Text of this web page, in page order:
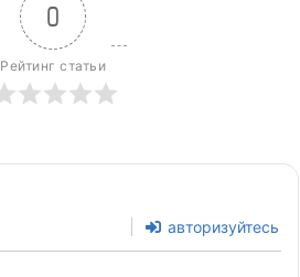
0
Рейтинг статьи
авторизуйтесь